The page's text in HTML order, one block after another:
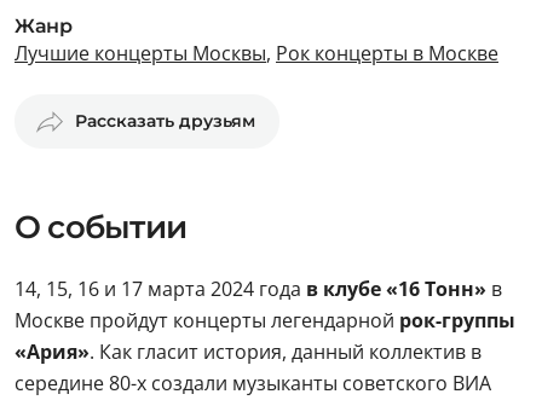
Жанр
Лучшие концерты Москвы, Рок концерты в Москве
Рассказать друзьям
О событии
14, 15, 16 и 17 марта 2024 года в клубе «16 Тонн» в
Москве пройдут концерты легендарной рок-группы
«Ария». Как гласит история, данный коллектив в
середине 80-х создали музыканты советского ВИА